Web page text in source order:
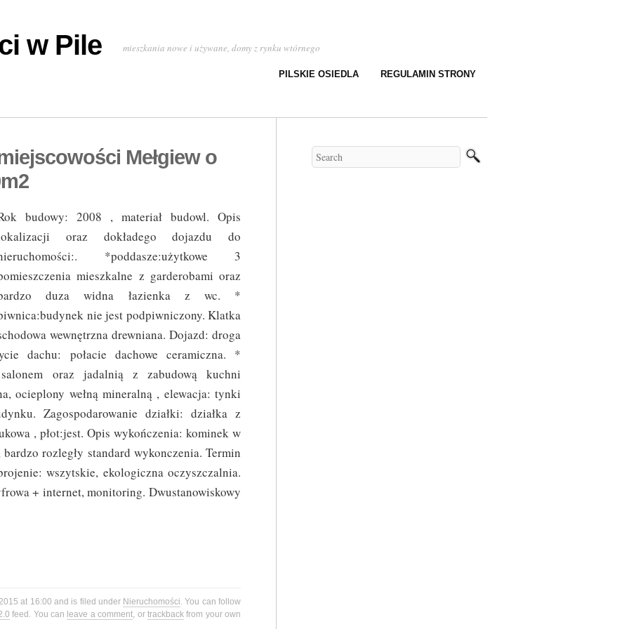
w Pile mieszkania nowe i używane, domy z rynku wtórnego
PILSKIE OSIEDLA REGULAMIN STRONY
Mełgiew o
budowy: 2008 , materiał budowl. Opis
oraz dokładego dojazdu do
*poddasze:użytkowe 3
mieszkalne z garderobami oraz
duza widna łazienka z wc. *
nie jest podpiwniczony. Klatka
wewnętrzna drewniana. Dojazd: droga
dachu: połacie dachowe ceramiczna. *
oraz jadalnią z zabudową kuchni
ocieplony wełną mineralną , elewacja: tynki
Zagospodarowanie działki: działka z
, płot:jest. Opis wykończenia: kominek w
rozległy standard wykonczenia. Termin
wszytskie, ekologiczna oczyszczalnia.
+ internet, monitoring. Dwustanowiskowy
at 16:00 and is filed under Nieruchomości. You can follow
feed. You can leave a comment, or trackbackfrom your own